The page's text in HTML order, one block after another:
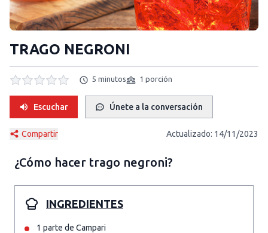
TRAGO NEGRONI
5 minutos 1 porción
Escuchar Únete a la conversación
Compartir Actualizado: 14/11/2023
¿Cómo hacer trago negroni?
INGREDIENTES
1 parte de Campari